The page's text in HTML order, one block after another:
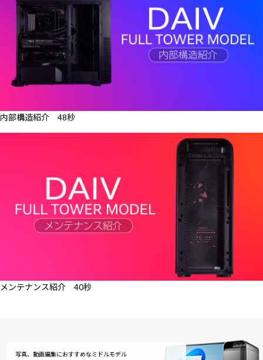
内部構造紹介 48秒
メンテナンス紹介 40秒
写真、動画編集におすすめなミドルモデル